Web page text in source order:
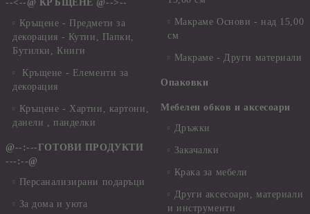
--<--@ КРЪЩЕНЕ @-->--
Кръщене - Предмети за
декорация - Кутии, Папки,
Бутилки, Книги
Кръщене - Елементи за
декорация
Кръщене - Хартии, картони,
данели , панделки
@--:---ГОТОВИ ПРОДУКТИ
---:--@
Персанализирани подаръци
За дома и уюта
Макраме Основи - над 15,00
см
Макраме - Други материали
Опаковки
Мебелен обков и аксесоари
Дръжки
Закачалки
Крака за мебели
Други аксесоари, материали
и инструменти